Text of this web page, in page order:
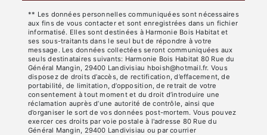
** Les données personnelles communiquées sont nécessaires
aux fins de vous contacter et sont enregistrées dans un fichier
informatisé. Elles sont destinées à Harmonie Bois Habitat et
ses sous-traitants dans le seul but de répondre à votre
message. Les données collectées seront communiquées aux
seuls destinataires suivants: Harmonie Bois Habitat 80 Rue du
Général Mangin, 29400 Landivisiau hboish@hotmail.fr. Vous
disposez de droits d’accès, de rectification, d’effacement, de
portabilité, de limitation, d’opposition, de retrait de votre
consentement à tout moment et du droit d’introduire une
réclamation auprès d’une autorité de contrôle, ainsi que
d’organiser le sort de vos données post-mortem. Vous pouvez
exercer ces droits par voie postale à l'adresse 80 Rue du
Général Mangin, 29400 Landivisiau ou par courrier